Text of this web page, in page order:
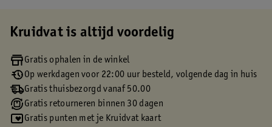
Kruidvat is altijd voordelig
Gratis ophalen in de winkel
Op werkdagen voor 22:00 uur besteld, volgende dag in huis
Gratis thuisbezorgd vanaf 50.00
Gratis retourneren binnen 30 dagen
Gratis punten met je Kruidvat kaart